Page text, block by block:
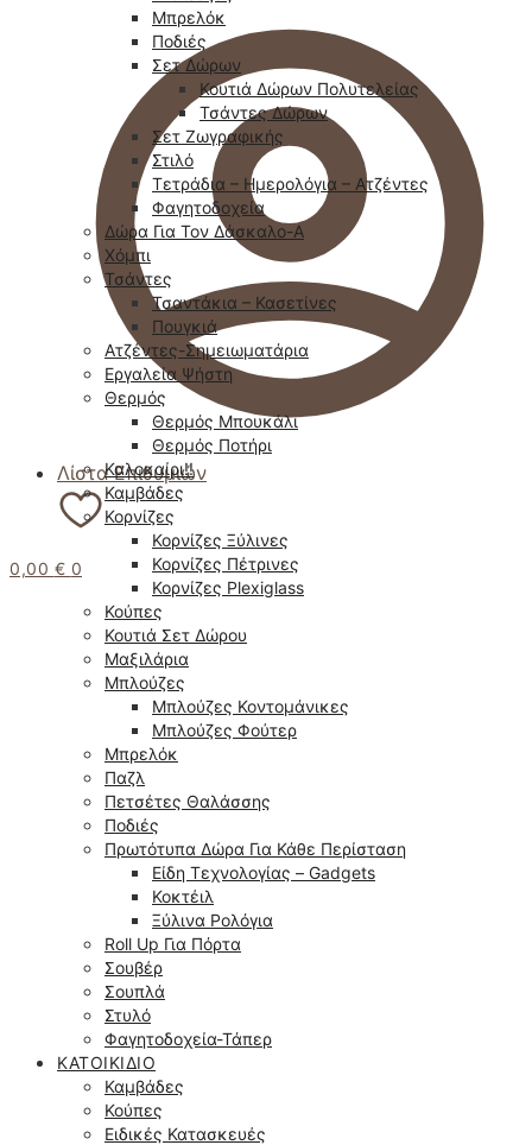
Λίστα Επιθυμιών
0,00 € 0
Μπρελόκ
Ποδιές
Σετ Δώρων
Κουτιά Δώρων Πολυτελείας
Τσάντες Δώρων
Σετ Ζωγραφικής
Στιλό
Τετράδια – Ημερολόγια – Ατζέντες
Φαγητοδοχεία
Δώρα Για Τον Δάσκαλο-Α
Χόμπι
Τσάντες
Τσαντάκια – Κασετίνες
Πουγκιά
Ατζέντες-Σημειωματάρια
Εργαλεία Ψήστη
Θερμός
Θερμός Μπουκάλι
Θερμός Ποτήρι
Καλοκαίρι!!
Καμβάδες
Κορνίζες
Κορνίζες Ξύλινες
Κορνίζες Πέτρινες
Κορνίζες Plexiglass
Κούπες
Κουτιά Σετ Δώρου
Μαξιλάρια
Μπλούζες
Μπλούζες Κοντομάνικες
Μπλούζες Φούτερ
Μπρελόκ
Παζλ
Πετσέτες Θαλάσσης
Ποδιές
Πρωτότυπα Δώρα Για Κάθε Περίσταση
Είδη Τεχνολογίας – Gadgets
Κοκτέιλ
Ξύλινα Ρολόγια
Roll Up Για Πόρτα
Σουβέρ
Σουπλά
Στυλό
Φαγητοδοχεία-Τάπερ
ΚΑΤΟΙΚΊΔΙΟ
Καμβάδες
Κούπες
Ειδικές Κατασκευές